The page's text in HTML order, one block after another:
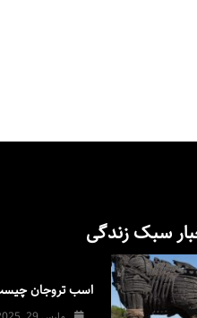
سبک زندگی
اسب تروجان